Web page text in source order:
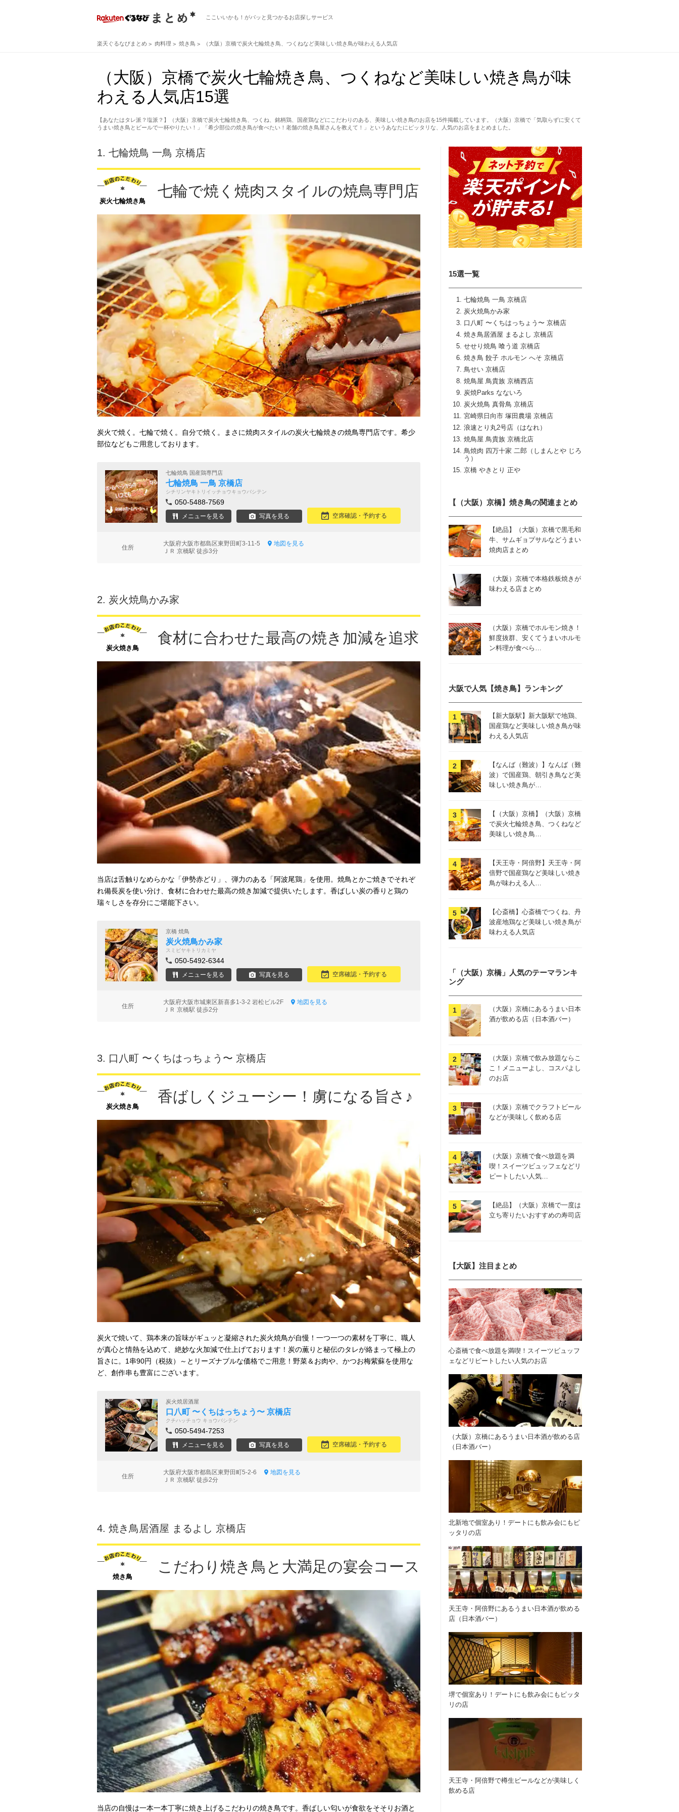
ここいいかも！がパッと見つかるお店探しサービス
楽天ぐるなびまとめ 肉料理 焼き鳥 （大阪）京橋で炭火七輪焼き鳥、つくねなど美味しい焼き鳥が味わえる人気店
（大阪）京橋で炭火七輪焼き鳥、つくねなど美味しい焼き鳥が味
わえる人気店15選
【あなたはタレ派？塩派？】（大阪）京橋で炭火七輪焼き鳥、つくね、銘柄鶏、国産鶏などにこだわりのある、美味しい焼き鳥のお店を15件掲載しています。（大阪）京橋で「気取らずに安くて
うまい焼き鳥とビールで一杯やりたい！」「希少部位の焼き鳥が食べたい！老舗の焼き鳥屋さんを教えて！」というあなたにピッタリな、人気のお店をまとめました。
15選一覧
七輪焼鳥 一鳥 京橋店
炭火焼鳥かみ家
口八町 〜くちはっちょう〜 京橋店
焼き鳥居酒屋 まるよし 京橋店
せせり焼鳥 喰う道 京橋店
焼き鳥 餃子 ホルモン へそ 京橋店
鳥せい 京橋店
焼鳥屋 鳥貴族 京橋西店
炭焼Parks なないろ
炭火焼鳥 真骨鳥 京橋店
宮崎県日向市 塚田農場 京橋店
浪速とり丸2号店（はなれ）
焼鳥屋 鳥貴族 京橋北店
鳥焼肉 四万十家 二郎（しまんとや じろ
う）
京橋 やきとり 正や
1. 七輪焼鳥 一鳥 京橋店
炭火七輪焼き鳥
七輪で焼く焼肉スタイルの焼鳥専門店
炭火で焼く。七輪で焼く。自分で焼く。まさに焼肉スタイルの炭火七輪焼きの焼鳥専門店です。希少
部位などもご用意しております。
七輪焼鳥 国産鶏専門店
七輪焼鳥 一鳥 京橋店
シチリンヤキトリイッチョウキョウバシテン
050-5488-7569
メニューを見る 写真を見る 空席確認・予約する
住所
大阪府大阪市都島区東野田町3-11-5
地図を見る
ＪＲ 京橋駅 徒歩3分
2. 炭火焼鳥かみ家
炭火焼き鳥
食材に合わせた最高の焼き加減を追求
当店は舌触りなめらかな「伊勢赤どり」、弾力のある「阿波尾鶏」を使用。焼鳥とかご焼きでそれぞ
れ備長炭を使い分け、食材に合わせた最高の焼き加減で提供いたします。香ばしい炭の香りと鶏の
瑞々しさを存分にご堪能下さい。
京橋 焼鳥
炭火焼鳥かみ家
スミビヤキトリカミヤ
050-5492-6344
メニューを見る 写真を見る 空席確認・予約する
住所
大阪府大阪市城東区新喜多1-3-2 岩松ビル2F
地図を見る
ＪＲ 京橋駅 徒歩2分
3. 口八町 〜くちはっちょう〜 京橋店
炭火焼き鳥
香ばしくジューシー！虜になる旨さ♪
炭火で焼いて、鶏本来の旨味がギュッと凝縮された炭火焼鳥が自慢！一つ一つの素材を丁寧に、職人
が真心と情熱を込めて、絶妙な火加減で仕上げております！炭の薫りと秘伝のタレが絡まって極上の
旨さに。1串90円（税抜）～とリーズナブルな価格でご用意！野菜＆お肉や、かつお梅紫蘇を使用な
ど、創作串も豊富にございます。
炭火焼居酒屋
口八町 〜くちはっちょう〜 京橋店
クチハッチョウ キョウバシテン
050-5494-7253
メニューを見る 写真を見る 空席確認・予約する
住所
大阪府大阪市都島区東野田町5-2-6
地図を見る
ＪＲ 京橋駅 徒歩2分
4. 焼き鳥居酒屋 まるよし 京橋店
焼き鳥
こだわり焼き鳥と大満足の宴会コース
当店の自慢は一本一本丁寧に焼き上げるこだわりの焼き鳥です。香ばしい匂いが食欲をそそりお酒と
【（大阪）京橋】焼き鳥の関連まとめ
【絶品】（大阪）京橋で黒毛和
牛、サムギョプサルなどうまい
焼肉店まとめ
（大阪）京橋で本格鉄板焼きが
味わえる店まとめ
（大阪）京橋でホルモン焼き！
鮮度抜群、安くてうまいホルモ
ン料理が食べら…
大阪で人気【焼き鳥】ランキング
【新大阪駅】新大阪駅で地鶏、
国産鶏など美味しい焼き鳥が味
わえる人気店
【なんば（難波）】なんば（難
波）で国産鶏、朝引き鳥など美
味しい焼き鳥が…
【（大阪）京橋】（大阪）京橋
で炭火七輪焼き鳥、つくねなど
美味しい焼き鳥…
【天王寺・阿倍野】天王寺・阿
倍野で国産鶏など美味しい焼き
鳥が味わえる人…
【心斎橋】心斎橋でつくね、丹
波産地鶏など美味しい焼き鳥が
味わえる人気店
「（大阪）京橋」人気のテーマランキ
ング
（大阪）京橋にあるうまい日本
酒が飲める店（日本酒バー）
（大阪）京橋で飲み放題ならこ
こ！メニューよし、コスパよし
のお店
（大阪）京橋でクラフトビール
などが美味しく飲める店
（大阪）京橋で食べ放題を満
喫！スイーツビュッフェなどリ
ピートしたい人気…
【絶品】（大阪）京橋で一度は
立ち寄りたいおすすめの寿司店
【大阪】注目まとめ
心斎橋で食べ放題を満喫！スイーツビュッフ
ェなどリピートしたい人気のお店
（大阪）京橋にあるうまい日本酒が飲める店
（日本酒バー）
北新地で個室あり！デートにも飲み会にもピ
ッタリの店
天王寺・阿倍野にあるうまい日本酒が飲める
店（日本酒バー）
堺で個室あり！デートにも飲み会にもピッタ
リの店
天王寺・阿倍野で樽生ビールなどが美味しく
飲める店